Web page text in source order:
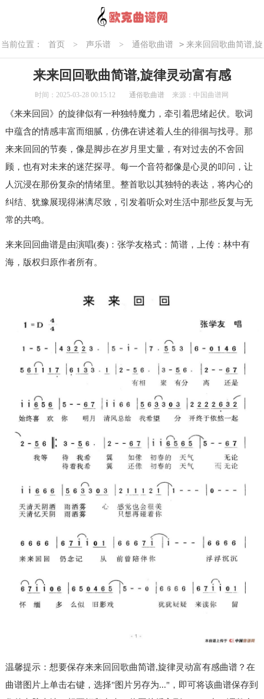
当前位置： 首页 > 声乐谱 > 通俗歌曲谱 > 来来回回歌曲简谱,旋
来来回回歌曲简谱,旋律灵动富有感
时间：2025-03-28 00:15:12 通俗歌曲谱 来源：中国曲谱网
《来来回回》的旋律似有一种独特魔力，牵引着思绪起伏。歌词
中蕴含的情感丰富而细腻，仿佛在讲述着人生的徘徊与找寻。那
来来回回的节奏，像是脚步在岁月里丈量，有对过去的不舍回
顾，也有对未来的迷茫探寻。每一个音符都像是心灵的叩问，让
人沉浸在那份复杂的情绪里。整首歌以其独特的表达，将内心的
纠结、犹豫展现得淋漓尽致，引发着听众对生活中那些反复与无
常的共鸣。
来来回回曲谱是由演唱(奏)：张学友格式：简谱，上传：林中有
海，版权归原作者所有。
温馨提示：想要保存来来回回歌曲简谱,旋律灵动富有感曲谱？在
曲谱图片上单击右键，选择"图片另存为..."，即可将该曲谱保存到